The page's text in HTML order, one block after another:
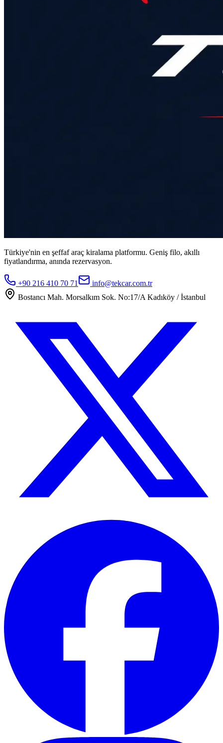
Türkiye'nin en şeffaf araç kiralama platformu. Geniş filo, akıllı
fiyatlandırma, anında rezervasyon.
+90 216 410 70 71
info@tekcar.com.tr
Bostancı Mah. Morsalkım Sok. No:17/A Kadıköy / İstanbul